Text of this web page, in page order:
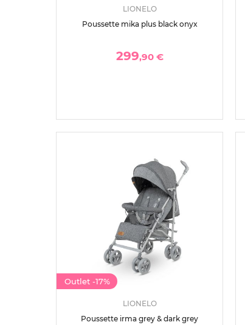
LIONELO
Poussette mika plus black onyx
299,90 €
Outlet -17%
LIONELO
Poussette irma grey & dark grey